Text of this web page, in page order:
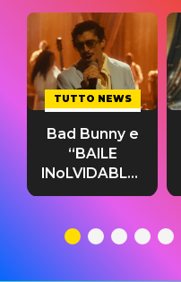
TUTTO NEWS
Bad Bunny e
“BAILE
INoLVIDABLE”:
testo,
significato